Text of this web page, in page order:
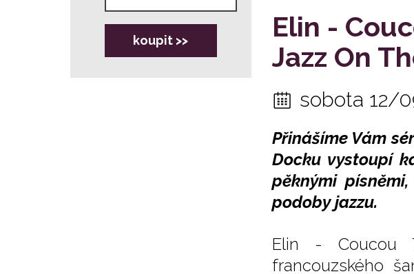
Elin -
Jazz On
sobota 12/
Přinášíme Vám
Docku vystoupí
pěknými
podoby jazzu.
Elin - Coucou
francouzského
koupit >>